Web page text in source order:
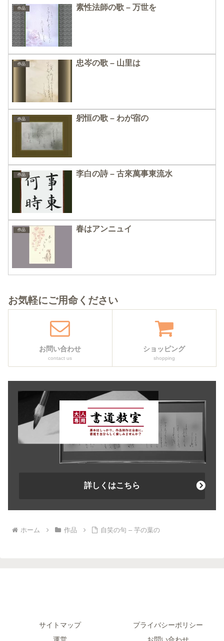
作品 素性法師の歌 – 万世を
作品 忠岑の歌 – 山里は
作品 躬恒の歌 – わが宿の
作品 李白の詩 – 古來萬事東流水
作品 春はアンニュイ
お気軽にご用命ください
お問い合わせ
contact us
ショッピング
shopping
詳しくはこちら
ホーム 作品 自笑の句 – 芋の葉の
サイトマップ
プライバシーポリシー